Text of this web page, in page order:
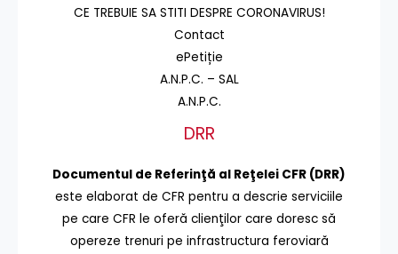
CE TREBUIE SA STITI DESPRE CORONAVIRUS!
Contact
ePetiție
A.N.P.C. – SAL
A.N.P.C.
DRR
Documentul de Referinţă al Reţelei CFR (DRR)
este elaborat de CFR pentru a descrie serviciile
pe care CFR le oferă clienţilor care doresc să
opereze trenuri pe infrastructura feroviară